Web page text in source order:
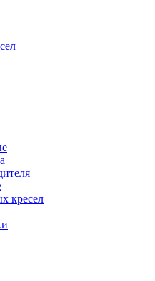
кресел